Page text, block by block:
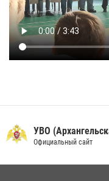
УВО
Официальный сайт